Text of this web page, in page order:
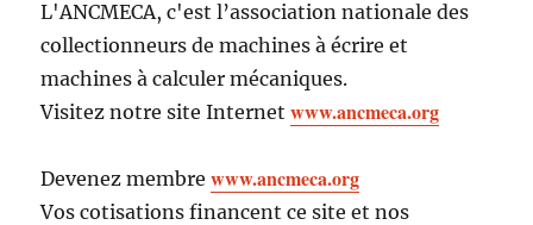
L'ANCMECA, c'est l’association nationale des
collectionneurs de machines à écrire et
machines à calculer mécaniques.
Visitez notre site Internetwww.ancmeca.org
Devenez membrewww.ancmeca.org
Vos cotisations financent ce site et nos